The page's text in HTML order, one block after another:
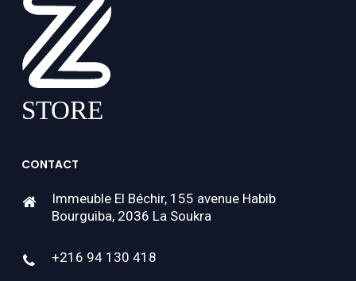
CONTACT
Immeuble El Béchir, 155 avenue Habib
Bourguiba, 2036 La Soukra
+216 94 130 418